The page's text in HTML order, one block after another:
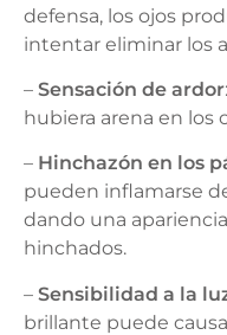
defensa, los ojos
intentar eliminar los
– Sensación de ardor
hubiera arena en los
– Hinchazón en los
pueden inflamarse
dando una
hinchados.
– Sensibilidad a la
brillante puede